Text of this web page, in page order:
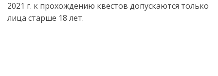
2021 г. к прохождению квестов допускаются только
лица старше 18 лет.